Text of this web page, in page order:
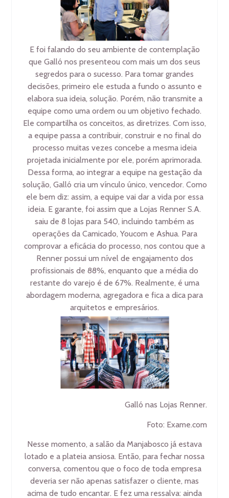
E foi falando do seu ambiente de contemplação
que Galló nos presenteou com mais um dos seus
segredos para o sucesso. Para tomar grandes
decisões, primeiro ele estuda a fundo o assunto e
elabora sua ideia, solução. Porém, não transmite a
equipe como uma ordem ou um objetivo fechado.
Ele compartilha os conceitos, as diretrizes. Com isso,
a equipe passa a contribuir, construir e no final do
processo muitas vezes concebe a mesma ideia
projetada inicialmente por ele, porém aprimorada.
Dessa forma, ao integrar a equipe na gestação da
solução, Galló cria um vínculo único, vencedor. Como
ele bem diz: assim, a equipe vai dar a vida por essa
ideia. E garante, foi assim que a Lojas Renner S.A.
saiu de 8 lojas para 540, incluindo também as
operações da Camicado, Youcom e Ashua. Para
comprovar a eficácia do processo, nos contou que a
Renner possui um nível de engajamento dos
profissionais de 88%, enquanto que a média do
restante do varejo é de 67%. Realmente, é uma
abordagem moderna, agregadora e fica a dica para
arquitetos e empresários.
Galló nas Lojas Renner.
Foto: Exame.com
Nesse momento, a salão da Manjabosco já estava
lotado e a plateia ansiosa. Então, para fechar nossa
conversa, comentou que o foco de toda empresa
deveria ser não apenas satisfazer o cliente, mas
acima de tudo encantar. E fez uma ressalva: ainda